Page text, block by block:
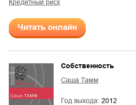
кредитный риск
Читать онлайн
Собственность
Саша Тамм
Год выхода: 2012